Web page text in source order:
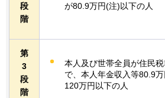
段
階
が80.9万円(注)以下の人
第
3
段
階
本人及び世帯全員が住民
で、本人年金収入等80.9
120万円以下の人